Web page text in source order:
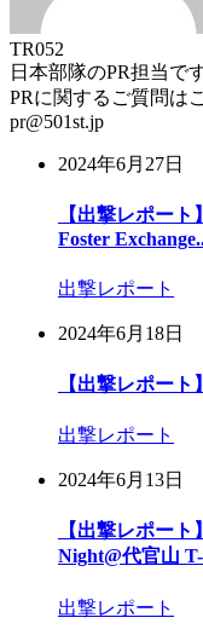
TR052
日本部隊のPR担当です
PRに関するご質問は
pr@501st.jp
2024年6月27日
【出撃レポー
Foster
出撃レポート
2024年6月18日
【出撃レポー
出撃レポート
2024年6月13日
【出撃レポー
Night@代官山
出撃レポート